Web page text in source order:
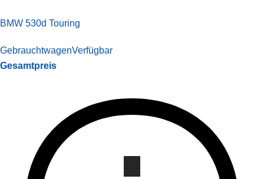
BMW 530d Touring
GebrauchtwagenVerfügbar
Gesamtpreis